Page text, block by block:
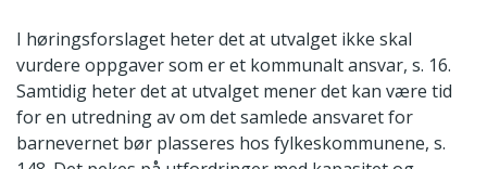
I høringsforslaget heter det at utvalget ikke skal
vurdere oppgaver som er et kommunalt ansvar, s. 16.
Samtidig heter det at utvalget mener det kan være tid
for en utredning av om det samlede ansvaret for
barnevernet bør plasseres hos fylkeskommunene, s.